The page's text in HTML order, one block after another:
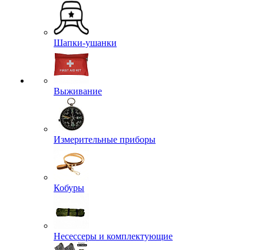
Шапки-ушанки
Выживание
Измерительные приборы
Кобуры
Несессеры и комплектующие